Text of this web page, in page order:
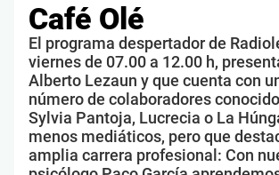
Café Olé
El programa despertador de
viernes de 07.00 a 12.00 h,
Alberto Lezaun y que cuenta con
número de colaboradores
Sylvia Pantoja, Lucrecia o La
menos mediáticos, pero que
amplia carrera profesional: Con